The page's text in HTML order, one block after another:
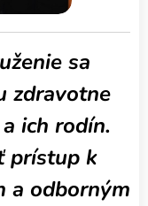
sa
zdravotne
ich rodín.
prístup k
a odborným